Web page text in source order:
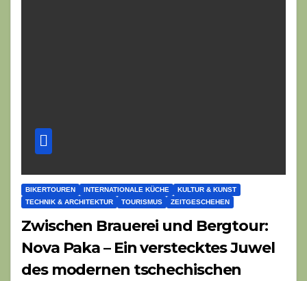
BIKERTOUREN INTERNATIONALE KÜCHE
KULTUR & KUNST
TECHNIK & ARCHITEKTUR
TOURISMUS ZEITGESCHEHEN
Zwischen Brauerei und Bergtour:
Nova Paka – Ein verstecktes Juwel
des modernen tschechischen